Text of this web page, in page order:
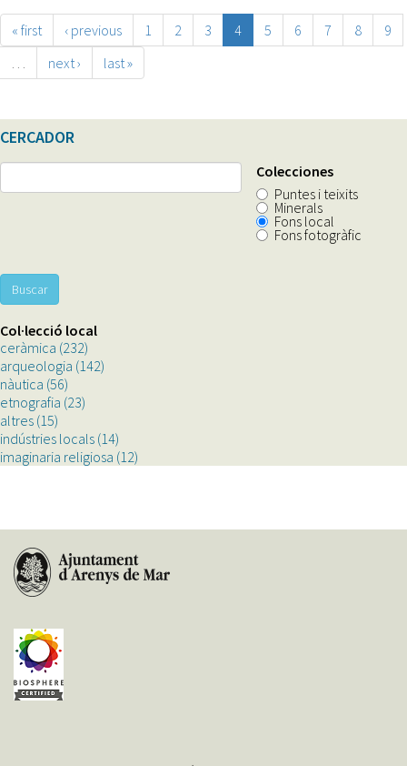
« first ‹ previous 1 2 3 4 5 6 7 8
9
next › last »
CERCADOR
Colecciones
Puntes i teixits
Minerals
Fons local
Fons fotogràfic
Buscar
Col·lecció local
ceràmica (232)
ceràmica
arqueologia (142)
nàutica (56)
nàutica
etnografia (23)
filter
altres (15)
altres
filter
indústries locals (14)
indústries
imaginaria religiosa (12)